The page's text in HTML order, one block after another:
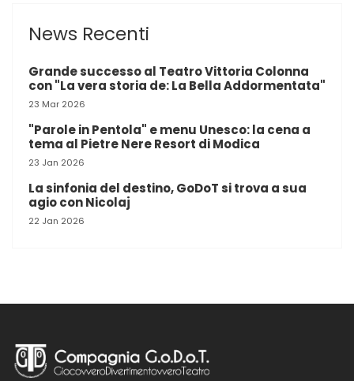
News Recenti
Grande successo al Teatro Vittoria Colonna
con "La vera storia de: La Bella Addormentata"
23 Mar 2026
"Parole in Pentola" e menu Unesco: la cena a
tema al Pietre Nere Resort di Modica
23 Jan 2026
La sinfonia del destino, GoDoT si trova a sua
agio con Nicolaj
22 Jan 2026